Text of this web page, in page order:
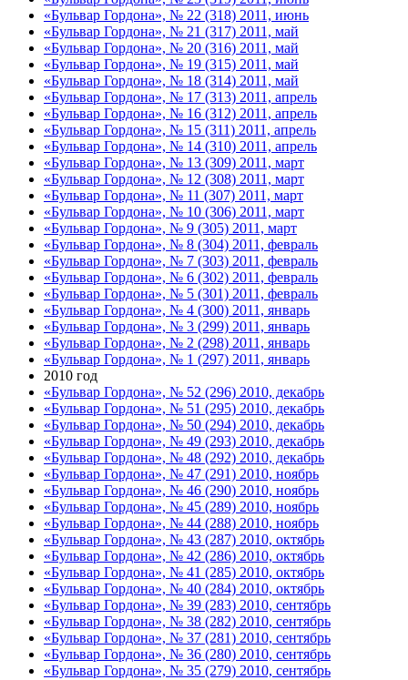
«Бульвар Гордона», № 22 (318) 2011, июнь
«Бульвар Гордона», № 21 (317) 2011, май
«Бульвар Гордона», № 20 (316) 2011, май
«Бульвар Гордона», № 19 (315) 2011, май
«Бульвар Гордона», № 18 (314) 2011, май
«Бульвар Гордона», № 17 (313) 2011, апрель
«Бульвар Гордона», № 16 (312) 2011, апрель
«Бульвар Гордона», № 15 (311) 2011, апрель
«Бульвар Гордона», № 14 (310) 2011, апрель
«Бульвар Гордона», № 13 (309) 2011, март
«Бульвар Гордона», № 12 (308) 2011, март
«Бульвар Гордона», № 11 (307) 2011, март
«Бульвар Гордона», № 10 (306) 2011, март
«Бульвар Гордона», № 9 (305) 2011, март
«Бульвар Гордона», № 8 (304) 2011, февраль
«Бульвар Гордона», № 7 (303) 2011, февраль
«Бульвар Гордона», № 6 (302) 2011, февраль
«Бульвар Гордона», № 5 (301) 2011, февраль
«Бульвар Гордона», № 4 (300) 2011, январь
«Бульвар Гордона», № 3 (299) 2011, январь
«Бульвар Гордона», № 2 (298) 2011, январь
«Бульвар Гордона», № 1 (297) 2011, январь
2010 год
«Бульвар Гордона», № 52 (296) 2010, декабрь
«Бульвар Гордона», № 51 (295) 2010, декабрь
«Бульвар Гордона», № 50 (294) 2010, декабрь
«Бульвар Гордона», № 49 (293) 2010, декабрь
«Бульвар Гордона», № 48 (292) 2010, декабрь
«Бульвар Гордона», № 47 (291) 2010, ноябрь
«Бульвар Гордона», № 46 (290) 2010, ноябрь
«Бульвар Гордона», № 45 (289) 2010, ноябрь
«Бульвар Гордона», № 44 (288) 2010, ноябрь
«Бульвар Гордона», № 43 (287) 2010, октябрь
«Бульвар Гордона», № 42 (286) 2010, октябрь
«Бульвар Гордона», № 41 (285) 2010, октябрь
«Бульвар Гордона», № 40 (284) 2010, октябрь
«Бульвар Гордона», № 39 (283) 2010, сентябрь
«Бульвар Гордона», № 38 (282) 2010, сентябрь
«Бульвар Гордона», № 37 (281) 2010, сентябрь
«Бульвар Гордона», № 36 (280) 2010, сентябрь
«Бульвар Гордона», № 35 (279) 2010, сентябрь